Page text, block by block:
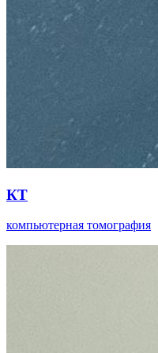
КТ
компьютерная томография